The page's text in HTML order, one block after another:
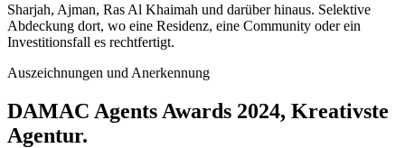
Sharjah, Ajman, Ras Al Khaimah und darüber hinaus. Selektive
Abdeckung dort, wo eine Residenz, eine Community oder ein
Investitionsfall es rechtfertigt.
Auszeichnungen und Anerkennung
DAMAC Agents Awards 2024, Kreativste
Agentur.